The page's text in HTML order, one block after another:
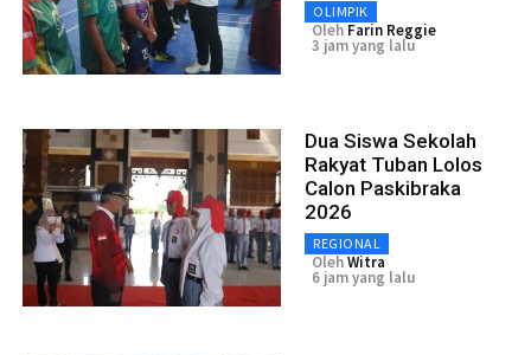
OLIMPIK
Oleh Farin Reggie
3 jam yang lalu
Dua Siswa Sekolah
Rakyat Tuban Lolos
Calon Paskibraka
2026
REGIONAL
OlehWitra
6 jam yang lalu